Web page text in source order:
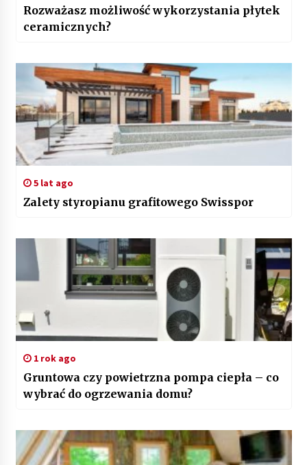
Rozważasz możliwość wykorzystania płytek
ceramicznych?
5 lat ago
Zalety styropianu grafitowego Swisspor
1 rok ago
Gruntowa czy powietrzna pompa ciepła – co
wybrać do ogrzewania domu?